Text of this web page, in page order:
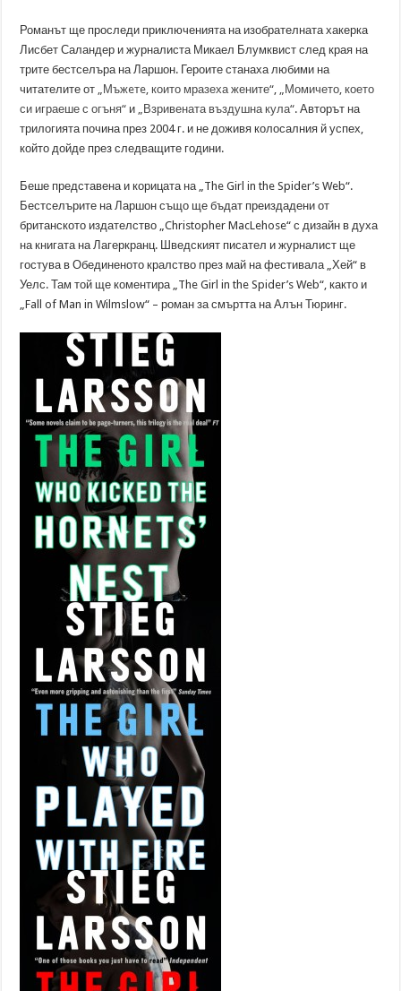
Романът ще проследи приключенията на изобрателната хакерка
Лисбет Саландер и журналиста Микаел Блумквист след края на
трите бестселъра на Ларшон. Героите станаха любими на
читателите от „Мъжeтe, които мразеха жените“, „Момичето, което
си играеше с огъня“ и „Взривената въздушна кула“. Авторът на
трилогията почина през 2004 г. и не доживя колосалния й успех,
който дойде през следващите години.
Беше представена и корицата на „The Girl in the Spider’s Web“.
Бестселърите на Ларшон също ще бъдат преиздадени от
британското издателство „Christopher MacLehose“ с дизайн в духа
на книгата на Лагеркранц. Шведският писател и журналист ще
гостува в Обединеното кралство през май на фестивала „Хей“ в
Уелс. Там той ще коментира „The Girl in the Spider’s Web“, както и
„Fall of Man in Wilmslow“ – роман за смъртта на Алън Тюринг.